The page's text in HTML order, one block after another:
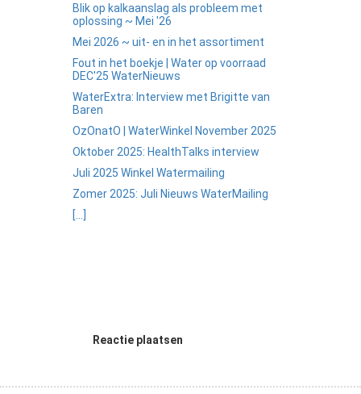
Blik op kalkaanslag als probleem met
oplossing ~ Mei '26
Mei 2026 ~ uit- en in het assortiment
Fout in het boekje | Water op voorraad
DEC'25 WaterNieuws
WaterExtra: Interview met Brigitte van
Baren
OzOnatO | WaterWinkel November 2025
Oktober 2025: HealthTalks interview
Juli 2025 Winkel Watermailing
Zomer 2025: Juli Nieuws WaterMailing
[...]
Reactie plaatsen